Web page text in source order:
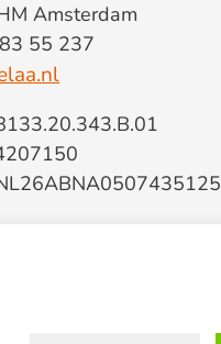
Amsterdam
55 237